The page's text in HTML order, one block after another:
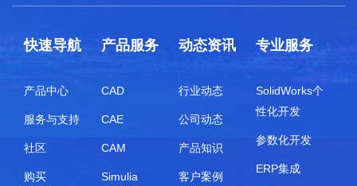
快速导航
产品中心
服务与支持
社区
购买
产品服务
CAD
CAE
CAM
Simulia
动态资讯
行业动态
公司动态
产品知识
客户案例
专业服务
SolidWorks个
性化开发
参数化开发
ERP集成